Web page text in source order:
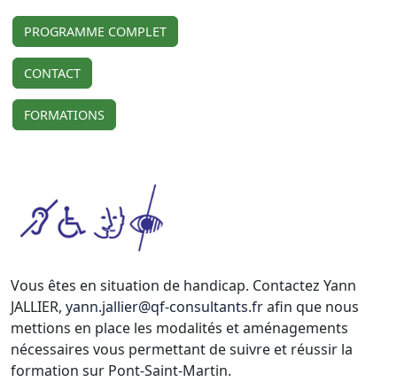
PROGRAMME COMPLET
CONTACT
FORMATIONS
Vous êtes en situation de handicap. Contactez Yann
JALLIER, yann.jallier@qf-consultants.frafin que nous
mettions en place les modalités et aménagements
nécessaires vous permettant de suivre et réussir la
formation sur Pont-Saint-Martin.